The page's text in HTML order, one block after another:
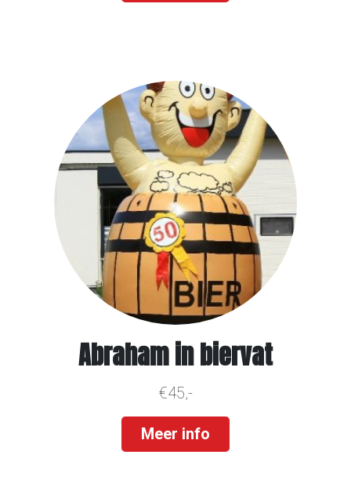
Abraham in biervat
€45,-
Meer info